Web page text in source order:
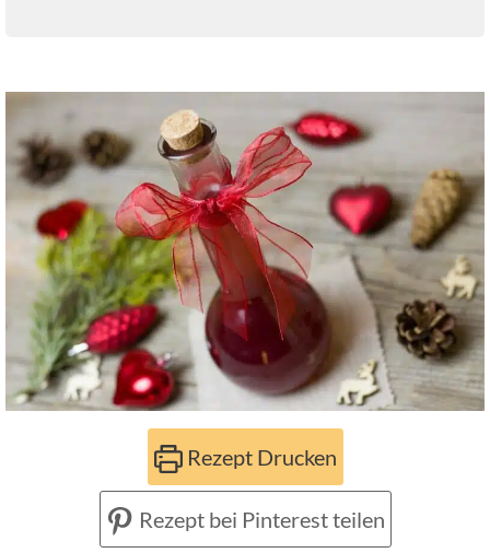
Rezept Drucken
Rezept bei Pinterest teilen